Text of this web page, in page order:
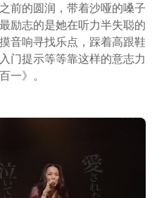
前的圆润，带着沙哑的嗓子
励志的是她在听力半失聪的
音响寻找乐点，踩着高跟鞋
门提示等等靠这样的意志力
一》。